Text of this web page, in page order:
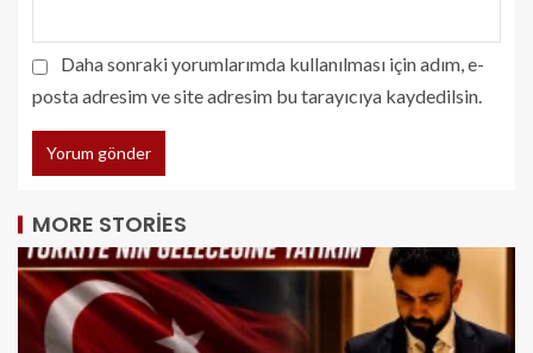
Daha sonraki yorumlarımda kullanılması için adım, e-
posta adresim ve site adresim bu tarayıcıya kaydedilsin.
MORE STORIES